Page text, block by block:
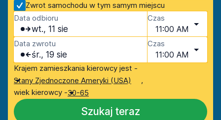
Zwrot samochodu w tym samym miejscu
Data odbioru
wt., 11 sie
Czas
11:00 AM
Data zwrotu
śr., 19 sie
Czas
11:00 AM
Krajem zamieszkania kierowcy jest -
Stany Zjednoczone Ameryki (USA)
,
wiek kierowcy -30-65
Szukaj teraz